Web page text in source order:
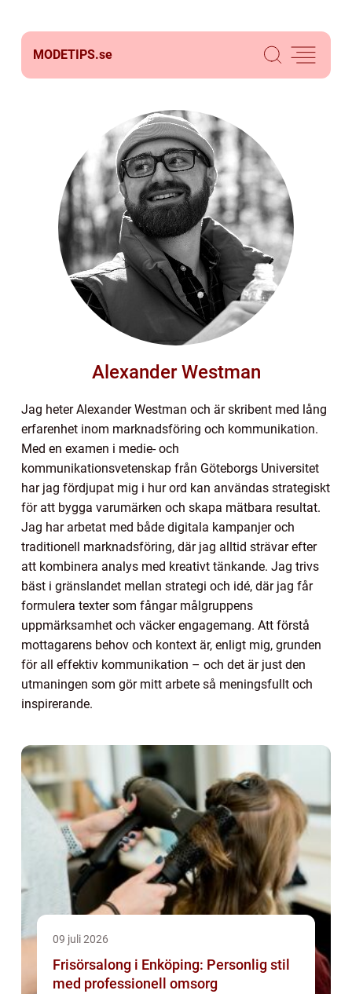
MODETIPS.se
Alexander Westman
Jag heter Alexander Westman och är skribent med lång
erfarenhet inom marknadsföring och kommunikation.
Med en examen i medie- och
kommunikationsvetenskap från Göteborgs Universitet
har jag fördjupat mig i hur ord kan användas strategiskt
för att bygga varumärken och skapa mätbara resultat.
Jag har arbetat med både digitala kampanjer och
traditionell marknadsföring, där jag alltid strävar efter
att kombinera analys med kreativt tänkande. Jag trivs
bäst i gränslandet mellan strategi och idé, där jag får
formulera texter som fångar målgruppens
uppmärksamhet och väcker engagemang. Att förstå
mottagarens behov och kontext är, enligt mig, grunden
för all effektiv kommunikation – och det är just den
utmaningen som gör mitt arbete så meningsfullt och
inspirerande.
09 juli 2026
Frisörsalong i Enköping: Personlig stil
med professionell omsorg